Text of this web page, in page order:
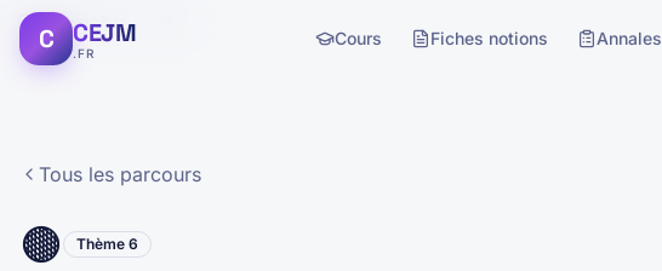
Rechercher...
C CEJM
.FR
Cours Fiches notions Annales
Tous les parcours
🟤 Thème 6